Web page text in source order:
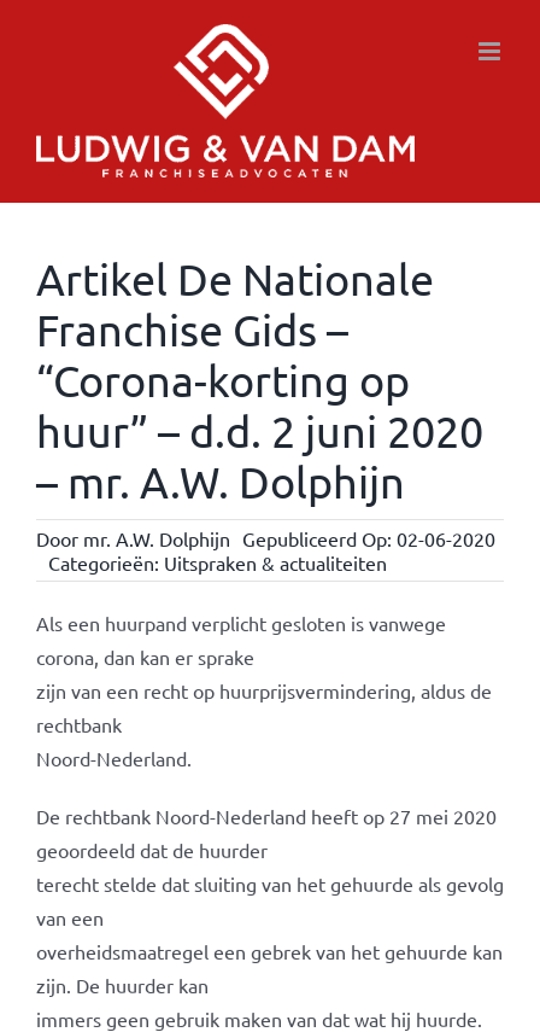
Artikel De Nationale
Franchise Gids –
“Corona-korting op
huur” – d.d. 2 juni 2020
– mr. A.W. Dolphijn
Door mr. A.W. Dolphijn Gepubliceerd Op: 02-06-2020
Categorieën: Uitspraken & actualiteiten
Als een huurpand verplicht gesloten is vanwege
corona, dan kan er sprake
zijn van een recht op huurprijsvermindering, aldus de
rechtbank
Noord-Nederland.
De rechtbank Noord-Nederland heeft op 27 mei 2020
geoordeeld dat de huurder
terecht stelde dat sluiting van het gehuurde als gevolg
van een
overheidsmaatregel een gebrek van het gehuurde kan
zijn. De huurder kan
immers geen gebruik maken van dat wat hij huurde.